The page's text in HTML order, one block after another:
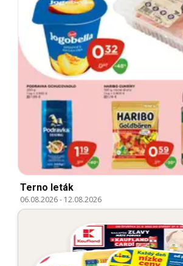
Terno leták
06.08.2026- 12.08.2026